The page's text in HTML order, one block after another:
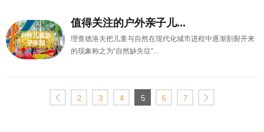
值得关注的户外亲子儿...
理查德洛夫把儿童与自然在现代化城市进程中逐渐割裂开来
的现象称之为“自然缺失症”...
2 3 4 5 6 7